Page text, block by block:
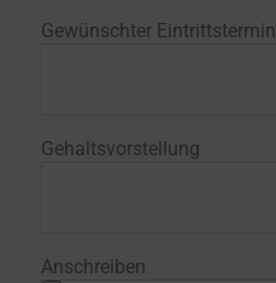
Gewünschter Eintrittstermin
Gehaltsvorstellung
Anschreiben